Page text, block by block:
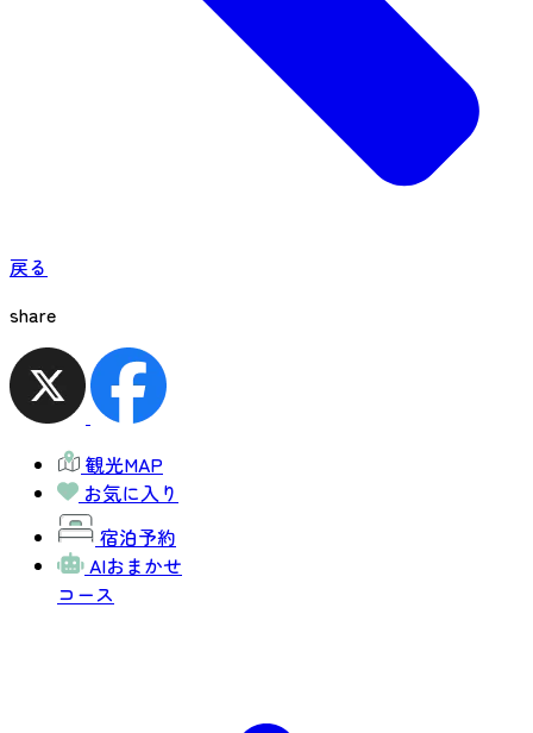
戻る
share
観光MAP
お気に入り
宿泊予約
AIおまかせ
コース